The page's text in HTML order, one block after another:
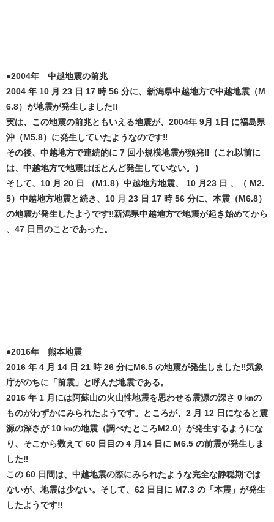
●2004年 中越地震の前兆
2004 年 10 月 23 日 17 時 56 分に、新潟県中越地方で中越地震（M
6.8）が地震が発生しました‼️
実は、この地震の前兆ともいえる地震が、2004年 9月 1日 に福島県
沖（M5.8）に発生していたようなのです‼️
その後、中越地方で連続的に 7 回小規模地震が頻発‼️（これ以前に
は、中越地方で地震はほとんど発生していない。）
そして、10 月 20 日 （M1.8）中越地方地震、 10 月23 日 、（ M2.
5）中越地方地震と続き、10 月 23 日 17 時 56 分に、本震（M6.8）
の地震が発生したようです‼️新潟県中越地方で地震が起き始めてから
、47 日目のことであった。
●2016年 熊本地震
2016 年 4 月 14 日 21 時 26 分にM6.5 の地震が発生しました‼️気象
庁がのちに「前震」と呼んだ地震である。
2016 年 1 月には阿蘇山の火山性地震を思わせる震源の深さ 0 ㎞の
ものがわずかにみられたようです。ところが、2 月 12 日になると震
源の深さが 10 ㎞の地震（調べたところM2.0）が発生するようにな
り、そこから数えて 60 日目の 4 月14 日に M6.5 の前震が発生しま
した‼️
この 60 日間は、中越地震の際にみられたような完全な静穏期では
ないが、地震は少ない。そして、62 日目に M7.3 の「本震」が発生
したようです‼️